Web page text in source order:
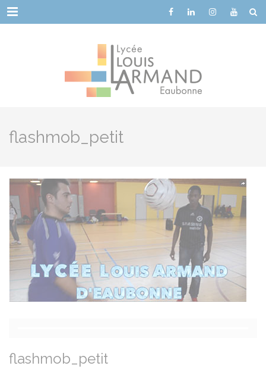
Menu
flashmob_petit
flashmob_petit
Cookies management panel